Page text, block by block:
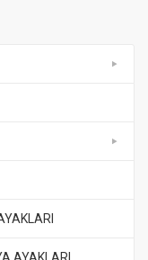
AYAKLARI